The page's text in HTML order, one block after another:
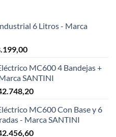
6 Litros - Marca
El
actual
es:
$108.199,00.
MC600 4 Bandejas +
SANTINI
El
actual
es:
$942.748,20.
MC600 Con Base y 6
- Marca SANTINI
El